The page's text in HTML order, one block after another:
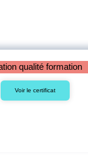
Voir le certificat